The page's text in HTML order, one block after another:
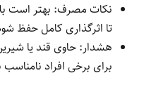
نظر پزشک.
نکات مصرف: با
هشدار: مصرف بیش از حد